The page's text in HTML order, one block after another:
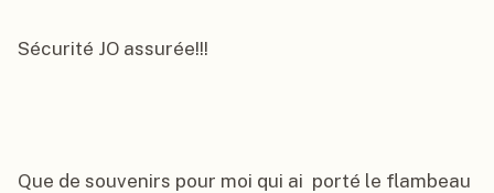
Sécurité JO assurée!!!
Que de souvenirs pour moi qui ai  porté le flambeau